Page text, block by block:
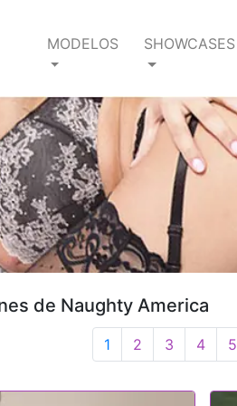
MODELOS SHOWCASES
de Naughty America
1 2 3 4 5